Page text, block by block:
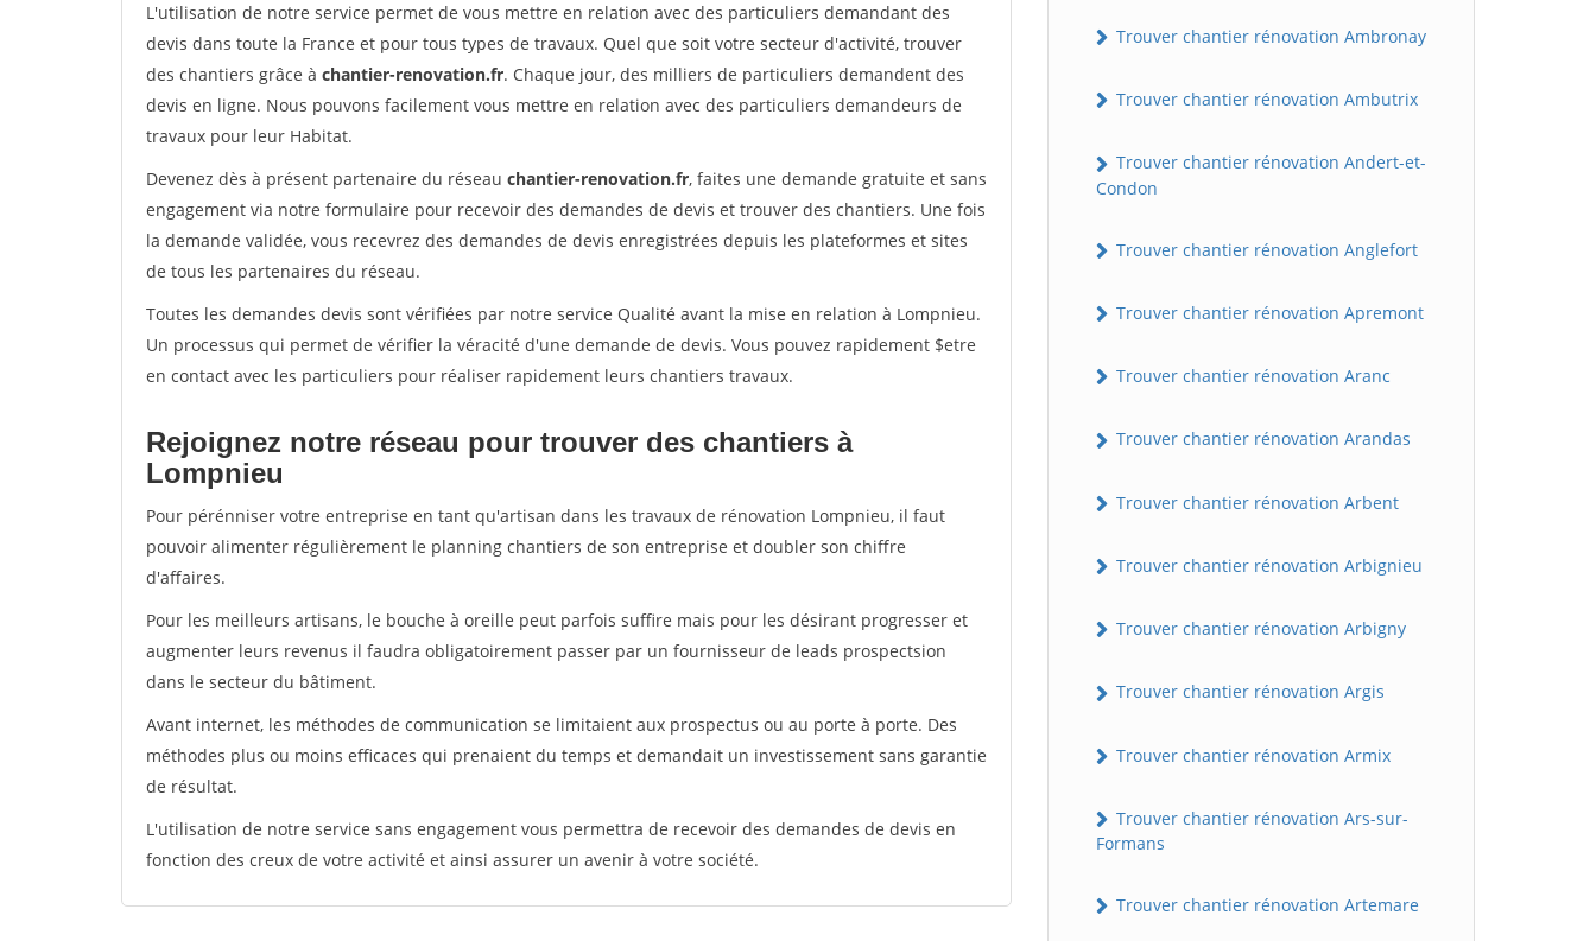
L'utilisation de notre service permet de vous mettre en relation avec des particuliers demandant des
devis dans toute la France et pour tous types de travaux. Quel que soit votre secteur d'activité, trouver
des chantiers grâce à chantier-renovation.fr. Chaque jour, des milliers de particuliers demandent des
devis en ligne. Nous pouvons facilement vous mettre en relation avec des particuliers demandeurs de
travaux pour leur Habitat.
Devenez dès à présent partenaire du réseau chantier-renovation.fr, faites une demande gratuite et sans
engagement via notre formulaire pour recevoir des demandes de devis et trouver des chantiers. Une fois
la demande validée, vous recevrez des demandes de devis enregistrées depuis les plateformes et sites
de tous les partenaires du réseau.
Toutes les demandes devis sont vérifiées par notre service Qualité avant la mise en relation à Lompnieu.
Un processus qui permet de vérifier la véracité d'une demande de devis. Vous pouvez rapidement $etre
en contact avec les particuliers pour réaliser rapidement leurs chantiers travaux.
Rejoignez notre réseau pour trouver des chantiers à
Lompnieu
Pour pérénniser votre entreprise en tant qu'artisan dans les travaux de rénovation Lompnieu, il faut
pouvoir alimenter régulièrement le planning chantiers de son entreprise et doubler son chiffre
d'affaires.
Pour les meilleurs artisans, le bouche à oreille peut parfois suffire mais pour les désirant progresser et
augmenter leurs revenus il faudra obligatoirement passer par un fournisseur de leads prospectsion
dans le secteur du bâtiment.
Avant internet, les méthodes de communication se limitaient aux prospectus ou au porte à porte. Des
méthodes plus ou moins efficaces qui prenaient du temps et demandait un investissement sans garantie
de résultat.
L'utilisation de notre service sans engagement vous permettra de recevoir des demandes de devis en
fonction des creux de votre activité et ainsi assurer un avenir à votre société.
Trouver chantier rénovation Ambronay
Trouver chantier rénovation Ambutrix
Trouver chantier rénovation Andert-et-
Condon
Trouver chantier rénovation Anglefort
Trouver chantier rénovation Apremont
Trouver chantier rénovation Aranc
Trouver chantier rénovation Arandas
Trouver chantier rénovation Arbent
Trouver chantier rénovation Arbignieu
Trouver chantier rénovation Arbigny
Trouver chantier rénovation Argis
Trouver chantier rénovation Armix
Trouver chantier rénovation Ars-sur-
Formans
Trouver chantier rénovation Artemare